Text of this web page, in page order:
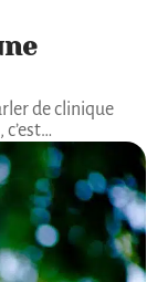
de clinique
…